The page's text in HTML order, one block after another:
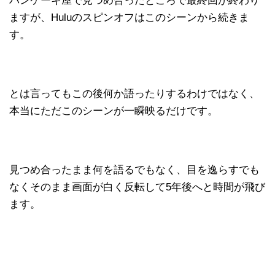
ますが、Huluのスピンオフはこのシーンから続きま
す。
とは言ってもこの後何か語ったりするわけではなく、
本当にただこのシーンが一瞬映るだけです。
見つめ合ったまま何を語るでもなく、目を逸らすでも
なくそのまま画面が白く反転して5年後へと時間が飛び
ます。